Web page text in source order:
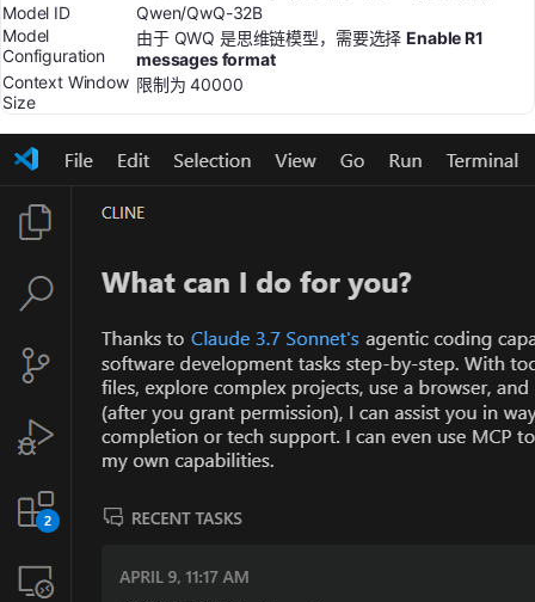
Model ID
Qwen/QwQ-32B
Model
Configuration
由于 QWQ 是思维链模型，需要选择Enable R1
messages format
Context Window
Size
限制为 40000